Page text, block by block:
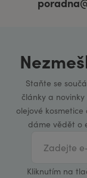
Staňte se
články a
olejové
dáme vědět o
Kliknutím na